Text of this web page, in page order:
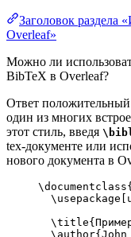
Заголовок раздела
Overleaf»
Можно ли
BibTeX в Overleaf?
Ответ
один из многих
этот стиль, введя
tex-документе или
нового документа в
\documentclass{
\usepackage
\title
\author